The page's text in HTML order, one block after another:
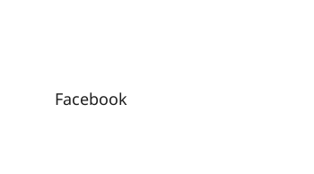
Facebook